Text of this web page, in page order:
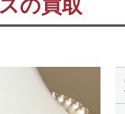
の買取